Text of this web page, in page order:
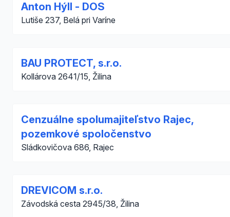
Anton Hýll - DOS
Lutiše 237, Belá pri Varíne
BAU PROTECT, s.r.o.
Kollárova 2641/15, Žilina
Cenzuálne spolumajiteľstvo Rajec,
pozemkové spoločenstvo
Sládkovičova 686, Rajec
DREVICOM s.r.o.
Závodská cesta 2945/38, Žilina